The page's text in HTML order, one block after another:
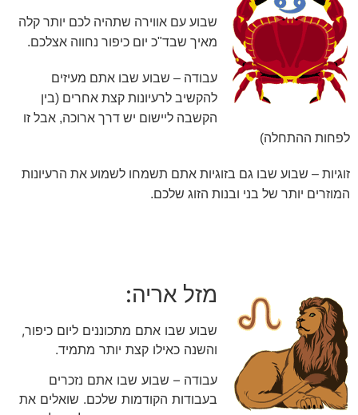
שבוע עם אווירה שתהיה לכם יותר קלה
מאיך שבד"כ יום כיפור נחווה אצלכם.
עבודה – שבוע שבו אתם מעיזים
להקשיב לרעיונות קצת אחרים (בין
הקשבה ליישום יש דרך ארוכה, אבל זו
לפחות ההתחלה)
זוגיות – שבוע שבו גם בזוגיות אתם תשמחו לשמוע את הרעיונות
המוזרים יותר של בני ובנות הזוג שלכם.
מזל אריה:
שבוע שבו אתם מתכוננים ליום כיפור,
והשנה כאילו קצת יותר מתמיד.
עבודה – שבוע שבו אתם נזכרים
בעבודות הקודמות שלכם. שואלים את